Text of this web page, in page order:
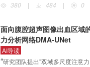
380
| 484 | 0
面向腹腔超声图像出血区域
力分析网络DMA-UNet
AI导读
“研究团队提出"双域多尺度注意